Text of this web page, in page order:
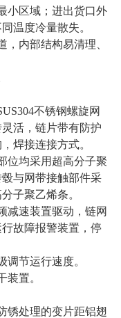
小区域；进出货口外
温度冷量散失。
，内部结构易清理、
不锈钢螺旋网
活，链片带有防护
焊接连接方式。
位均采用超高分子聚
与网带接触部件采
子聚乙烯条。
减速装置驱动，链网
故障报警装置，停
调节运行速度。
装置。
锈处理的变片距铝翅